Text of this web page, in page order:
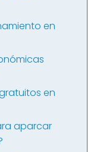
en
en
aparcar